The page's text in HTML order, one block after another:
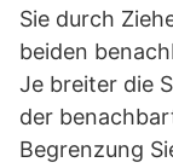
Sie durch
beiden
Je breiter die
der
Begrenzung